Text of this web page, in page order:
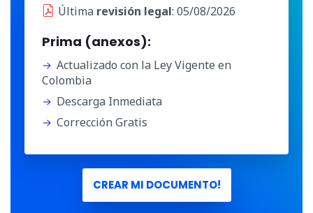
Última revisión legal: 05/08/2026
Prima (anexos):
Actualizado con la Ley Vigente en
Colombia
Descarga Inmediata
Corrección Gratis
CREAR MI DOCUMENTO!